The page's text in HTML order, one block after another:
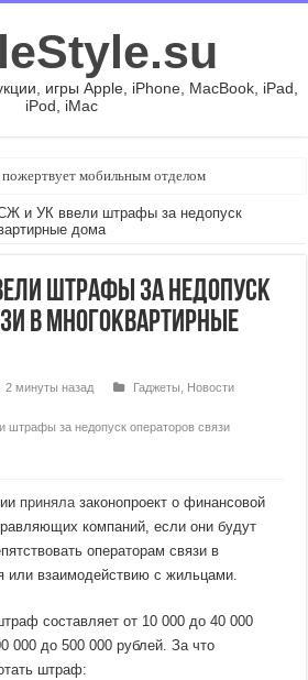
игры Apple, iPhone, MacBook, iPad,
iPod, iMac
пожертвует мобильным отделом
и УК ввели штрафы за недопуск
дома
штрафы за недопуск
в многоквартирные
2 минуты назад Гаджеты
Новости
штрафы за недопуск операторов связи
принялазаконопроект о финансовой
компаний, если они будут
операторам связи в
или взаимодействию с жильцами.
составляет от 10 000 до 40 000
000 до 500 000 рублей. За что
штраф: